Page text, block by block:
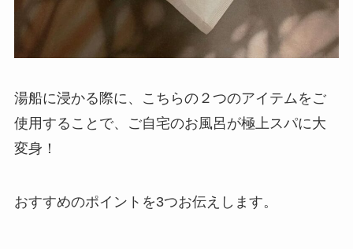
湯船に浸かる際に、こちらの２つのアイテムをご
使用することで、ご自宅のお風呂が極上スパに大
変身！
おすすめのポイントを3つお伝えします。